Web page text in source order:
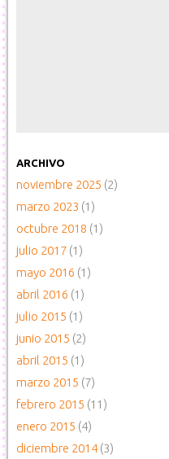
ARCHIVO
noviembre 2025 (2)
marzo 2023 (1)
octubre 2018 (1)
julio 2017 (1)
mayo 2016 (1)
abril 2016 (1)
julio 2015 (1)
junio 2015 (2)
abril 2015 (1)
marzo 2015 (7)
febrero 2015 (11)
enero 2015 (4)
diciembre 2014(3)